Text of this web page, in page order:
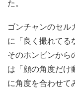
た。
ゴンチャンのセル
に「良く撮れてる
そのホンビンから
は「顔の角度だけ
に角度を合わせて